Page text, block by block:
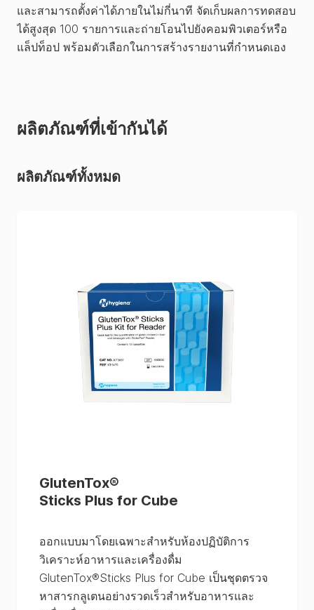
และสามารถตั้งค่าได้ภายในไม่กี่นาที จัดเก็บผลการทดสอบ
ได้สูงสุด 100 รายการและถ่ายโอนไปยังคอมพิวเตอร์หรือ
แล็ปท็อป พร้อมตัวเลือกในการสร้างรายงานที่กำหนดเอง
ผลิตภัณฑ์ที่เข้ากันได้
ผลิตภัณฑ์ทั้งหมด
GlutenTox®
Sticks Plus for Cube
ออกแบบมาโดยเฉพาะสำหรับห้องปฏิบัติการ
วิเคราะห์อาหารและเครื่องดื่ม
GlutenTox®Sticks Plus for Cube เป็นชุดตรวจ
หาสารกลูเตนอย่างรวดเร็วสำหรับอาหารและ